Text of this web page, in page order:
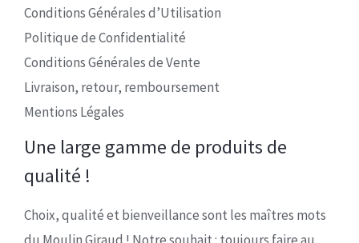
Conditions Générales d’Utilisation
Politique de Confidentialité
Conditions Générales de Vente
Livraison, retour, remboursement
Mentions Légales
Une large gamme de produits de
qualité !
Choix, qualité et bienveillance sont les maîtres mots